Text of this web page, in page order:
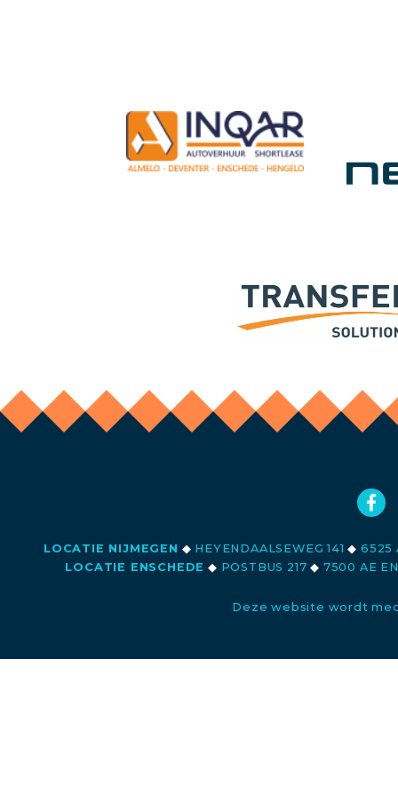
LOCATIE NIJMEGEN ◆ HEYENDAALSEWEG 141◆ 6525
LOCATIE ENSCHEDE ◆ POSTBUS 217◆ 7500 AE
Deze website wordt